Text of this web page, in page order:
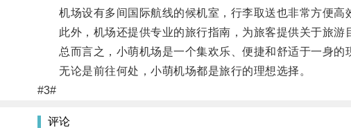
机场设有多间国际航线的候机室，行李取送也非常方便高
此外，机场还提供专业的旅行指南，为旅客提供关于旅游
总而言之，小萌机场是一个集欢乐、便捷和舒适于一身的
无论是前往何处，小萌机场都是旅行的理想选择。
#3#
评论